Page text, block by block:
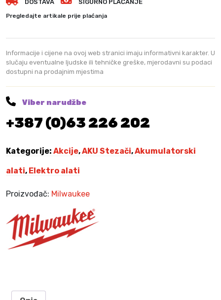
a
t
i
c
a
D
I
N
2
Z
A
1
T
DOSTAVA SIGURNO PLAĆANJE
Pregledajte artikale prije plaćanja
Informacije i cijene na ovoj web stranici imaju informativni karakter. U
slučaju eventualne ljudske ili tehničke greške, mjerodavni su podaci
dostupni na prodajnim mjestima
Viber narudžbe
+387 (0)63 226 202
Kategorije: Akcije,AKU Stezači,Akumulatorski
alati, Elektro alati
Proizvođač: Milwaukee